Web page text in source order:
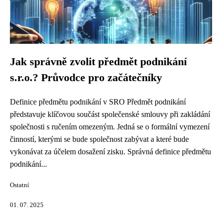
Jak správně zvolit předmět podnikání
s.r.o.? Průvodce pro začátečníky
Definice předmětu podnikání v SRO Předmět podnikání
představuje klíčovou součást společenské smlouvy při zakládání
společnosti s ručením omezeným. Jedná se o formální vymezení
činností, kterými se bude společnost zabývat a které bude
vykonávat za účelem dosažení zisku. Správná definice předmětu
podnikání...
Ostatní
01. 07. 2025